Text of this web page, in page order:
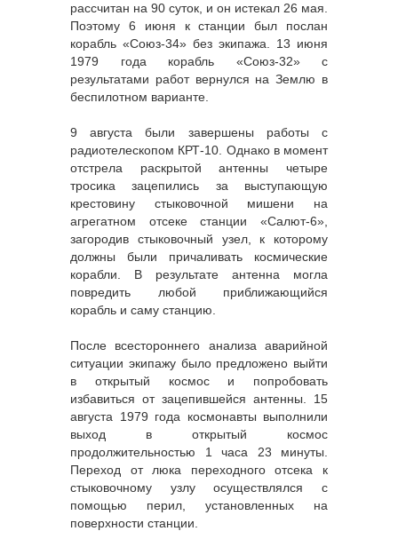
рассчитан на 90 суток, и он истекал 26 мая.
Поэтому 6 июня к станции был послан
корабль «Союз-34» без экипажа. 13 июня
1979 года корабль «Союз-32» с
результатами работ вернулся на Землю в
беспилотном варианте.
9 августа были завершены работы с
радиотелескопом КРТ-10. Однако в момент
отстрела раскрытой антенны четыре
тросика зацепились за выступающую
крестовину стыковочной мишени на
агрегатном отсеке станции «Салют-6»,
загородив стыковочный узел, к которому
должны были причаливать космические
корабли. В результате антенна могла
повредить любой приближающийся
корабль и саму станцию.
После всестороннего анализа аварийной
ситуации экипажу было предложено выйти
в открытый космос и попробовать
избавиться от зацепившейся антенны. 15
августа 1979 года космонавты выполнили
выход в открытый космос
продолжительностью 1 часа 23 минуты.
Переход от люка переходного отсека к
стыковочному узлу осуществлялся с
помощью перил, установленных на
поверхности станции.